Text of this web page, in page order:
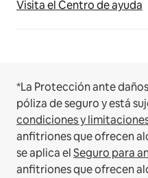
Visita el Centro de ayuda
*La Protección ante
póliza de seguro y está
condiciones y
anfitriones que ofrecen
se aplica elSeguro para
anfitriones que ofrecen